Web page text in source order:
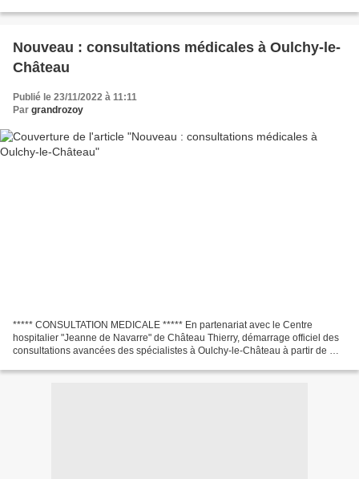
Nouveau : consultations médicales à Oulchy-le-
Château
Publié le 23/11/2022 à 11:11
Par grandrozoy
***** CONSULTATION MEDICALE ***** En partenariat avec le Centre
hospitalier "Jeanne de Navarre" de Château Thierry, démarrage officiel des
consultations avancées des spécialistes à Oulchy-le-Château à partir de mi-